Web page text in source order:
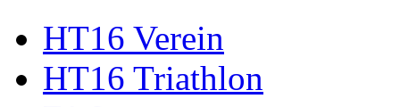
HT16 Verein
HT16 Triathlon